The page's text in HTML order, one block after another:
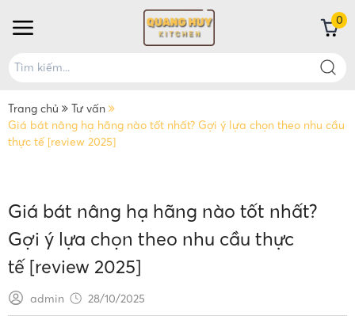
0
Trang chủ
Tư vấn
Giá bát nâng hạ hãng nào tốt nhất? Gợi ý lựa chọn theo nhu cầu
thực tế [review 2025]
Giá bát nâng hạ hãng nào tốt nhất?
Gợi ý lựa chọn theo nhu cầu thực
tế [review 2025]
admin 28/10/2025